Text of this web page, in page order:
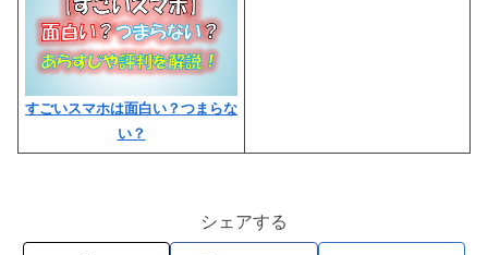
すごいスマホは面白い？つまらな
い？
シェアする